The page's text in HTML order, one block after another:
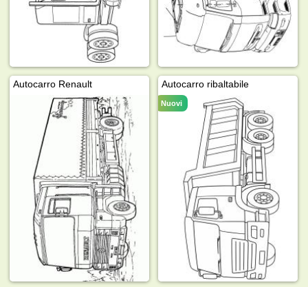
Autocarro Renault Autocarro ribaltabile
Nuovi